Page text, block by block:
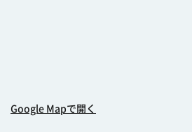
Google Mapで開く